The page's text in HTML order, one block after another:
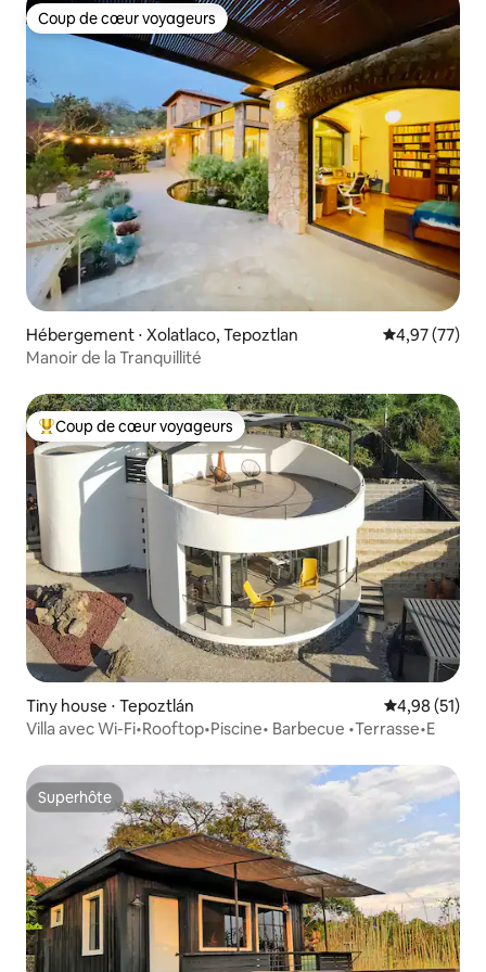
Coup de cœur voyageurs
Coup de cœur voyageurs
Hébergement ⋅ Xolatlaco, Tepoztlan Évaluation
4,97 (77)
Manoir de la Tranquillité
Coups de cœur voyageurs les plus appréciés
Coup de cœur voyageurs
Tiny house ⋅ Tepoztlán Évaluation
4,98 (51)
Villa avec Wi-Fi•Rooftop•Piscine• Barbecue •Terrasse•E
Superhôte
Superhôte